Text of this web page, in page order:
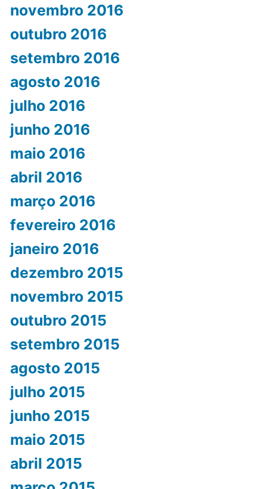
novembro 2016
outubro 2016
setembro 2016
agosto 2016
julho 2016
junho 2016
maio 2016
abril 2016
março 2016
fevereiro 2016
janeiro 2016
dezembro 2015
novembro 2015
outubro 2015
setembro 2015
agosto 2015
julho 2015
junho 2015
maio 2015
abril 2015